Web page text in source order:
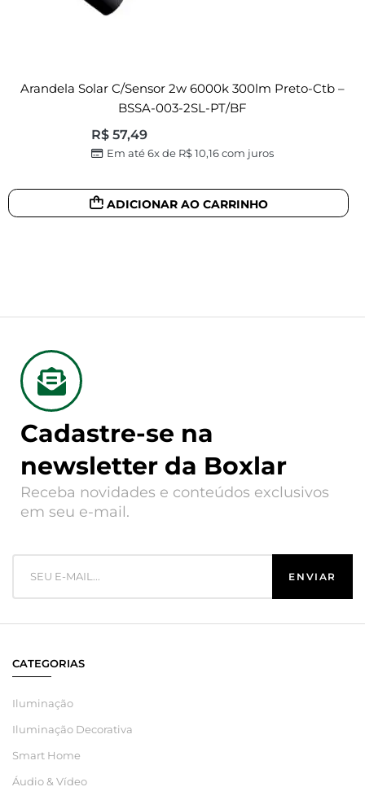
Arandela Solar C/sensor 2w 6000k 300lm Preto-Ctb –
BSSA-003-2SL-PT/BF
R$ 57,49
Em até 6x de R$10,16com juros
ADICIONAR AO CARRINHO
Cadastre-se na
newsletter da Boxlar
Receba novidades e conteúdos exclusivos
em seu e-mail.
CATEGORIAS
Iluminação
Iluminação Decorativa
Smart Home
Áudio & Vídeo